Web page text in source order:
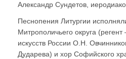
Александр Сундетов,
Песнопения Литургии
Митрополичьего округа
искусств России О.Н.
Дударева) и хор Софийского